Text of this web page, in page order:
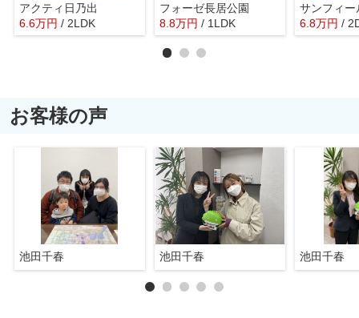
アクティ日乃出
6.6万円 / 2LDK
フォーゼ長居公園
8.8万円 / 1LDK 6.8万円 /
お客様の声
池田千春 池田千春 池田千春